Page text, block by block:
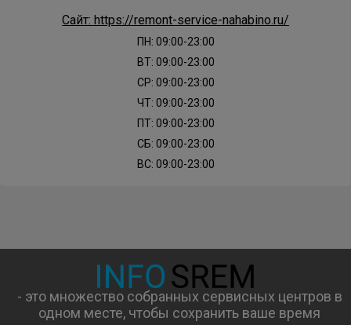
Сайт: https://remont-service-nahabino.ru/
ПН: 09:00-23:00
ВТ: 09:00-23:00
СР: 09:00-23:00
ЧТ: 09:00-23:00
ПТ: 09:00-23:00
СБ: 09:00-23:00
ВС: 09:00-23:00
- это множество собранных сервисных центров в
одном месте, чтобы сохранить ваше время